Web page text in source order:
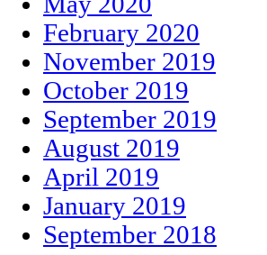
February 2020
November 2019
October 2019
September 2019
August 2019
April 2019
January 2019
September 2018